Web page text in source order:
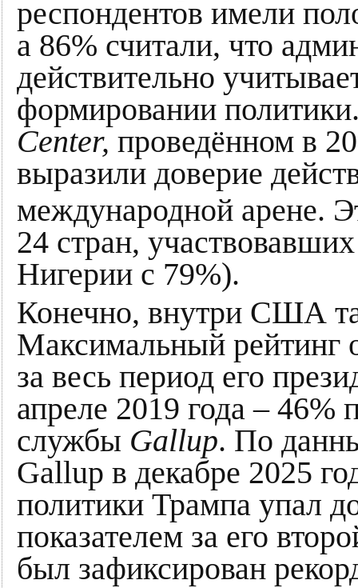
респондентов имели
а 86% считали, что
действительно
формировании
Center, проведённом в
выразили доверие
международной арене.
24 стран,
Нигерии с 79%).
Конечно, внутри США
Максимальный рейтинг
за весь период его
апреле 2019 года – 46%
службы Gallup. По
Gallup в декабре 2025
политики Трампа упал
показателем за его
был зафиксирован